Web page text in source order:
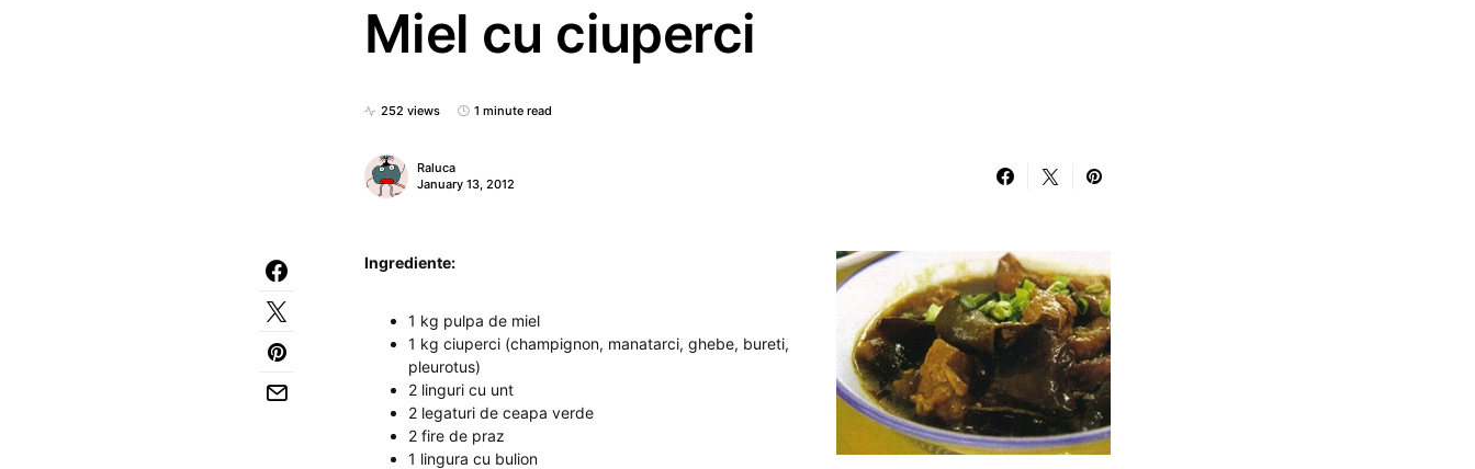
Miel cu ciuperci
252 views 1 minute read
Raluca
January 13, 2012
Ingrediente:
1 kg pulpa de miel
1 kg ciuperci (champignon, manatarci, ghebe, bureti,
pleurotus)
2 linguri cu unt
2 legaturi de ceapa verde
2 fire de praz
1 lingura cu bulion